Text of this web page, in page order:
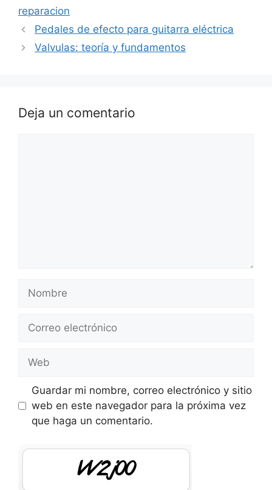
reparacion
Pedales de efecto para guitarra eléctrica
Valvulas: teoría y fundamentos
Deja un comentario
Nombre
Correo
Web
Guardar mi nombre, correo electrónico y sitio
web en este navegador para la próxima vez
que haga un comentario.
00HMzz